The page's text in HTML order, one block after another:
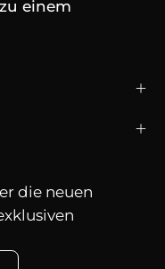
einem
die neuen